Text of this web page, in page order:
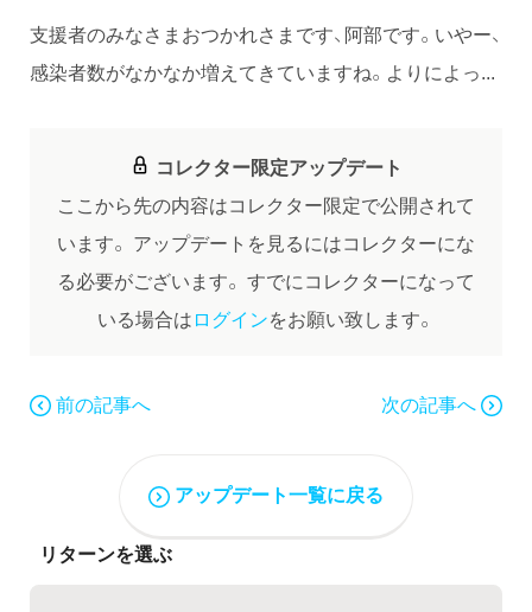
支援者のみなさまおつかれさまです、阿部です。いやー、
感染者数がなかなか増えてきていますね。よりによっ...
コレクター限定アップデート
ここから先の内容はコレクター限定で公開されて
います。 アップデートを見るにはコレクターにな
る必要がございます。 すでにコレクターになって
いる場合はログインをお願い致します。
前の記事へ 次の記事へ
アップデート一覧に戻る
リターンを選ぶ